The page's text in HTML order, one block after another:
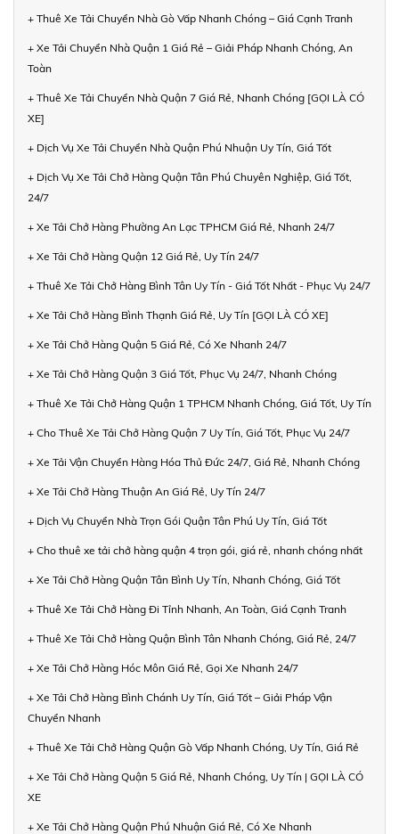
+ Thuê Xe Tải Chuyển Nhà Gò Vấp Nhanh Chóng – Giá Cạnh Tranh
+ Xe Tải Chuyển Nhà Quận 1 Giá Rẻ – Giải Pháp Nhanh Chóng, An
Toàn
+ Thuê Xe Tải Chuyển Nhà Quận 7 Giá Rẻ, Nhanh Chóng [GỌI LÀ CÓ
XE]
+ Dịch Vụ Xe Tải Chuyển Nhà Quận Phú Nhuận Uy Tín, Giá Tốt
+ Dịch Vụ Xe Tải Chở Hàng Quận Tân Phú Chuyên Nghiệp, Giá Tốt,
24/7
+ Xe Tải Chở Hàng Phường An Lạc TPHCM Giá Rẻ, Nhanh 24/7
+ Xe Tải Chở Hàng Quận 12 Giá Rẻ, Uy Tín 24/7
+ Thuê Xe Tải Chở Hàng Bình Tân Uy Tín - Giá Tốt Nhất - Phục Vụ 24/7
+ Xe Tải Chở Hàng Bình Thạnh Giá Rẻ, Uy Tín [GỌI LÀ CÓ XE]
+ Xe Tải Chở Hàng Quận 5 Giá Rẻ, Có Xe Nhanh 24/7
+ Xe Tải Chở Hàng Quận 3 Giá Tốt, Phục Vụ 24/7, Nhanh Chóng
+ Thuê Xe Tải Chở Hàng Quận 1 TPHCM Nhanh Chóng, Giá Tốt, Uy Tín
+ Cho Thuê Xe Tải Chở Hàng Quận 7 Uy Tín, Giá Tốt, Phục Vụ 24/7
+ Xe Tải Vận Chuyển Hàng Hóa Thủ Đức 24/7, Giá Rẻ, Nhanh Chóng
+ Xe Tải Chở Hàng Thuận An Giá Rẻ, Uy Tín 24/7
+ Dịch Vụ Chuyển Nhà Trọn Gói Quận Tân Phú Uy Tín, Giá Tốt
+ Cho thuê xe tải chở hàng quận 4 trọn gói, giá rẻ, nhanh chóng nhất
+ Xe Tải Chở Hàng Quận Tân Bình Uy Tín, Nhanh Chóng, Giá Tốt
+ Thuê Xe Tải Chở Hàng Đi Tỉnh Nhanh, An Toàn, Giá Cạnh Tranh
+ Thuê Xe Tải Chở Hàng Quận Bình Tân Nhanh Chóng, Giá Rẻ, 24/7
+ Xe Tải Chở Hàng Hóc Môn Giá Rẻ, Gọi Xe Nhanh 24/7
+ Xe Tải Chở Hàng Bình Chánh Uy Tín, Giá Tốt – Giải Pháp Vận
Chuyển Nhanh
+ Thuê Xe Tải Chở Hàng Quận Gò Vấp Nhanh Chóng, Uy Tín, Giá Rẻ
+ Xe Tải Chở Hàng Quận 5 Giá Rẻ, Nhanh Chóng, Uy Tín | GỌI LÀ CÓ
XE
+ Xe Tải Chở Hàng Quận Phú Nhuận Giá Rẻ, Có Xe Nhanh